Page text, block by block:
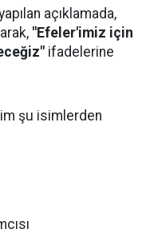
açıklamada,
"Efeler'imiz için
ifadelerine
şu isimlerden